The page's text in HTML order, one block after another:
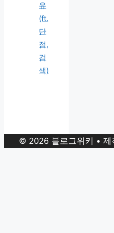
유
(ft.
단
점,
검
색)
© 2026 블로그위키 • 제